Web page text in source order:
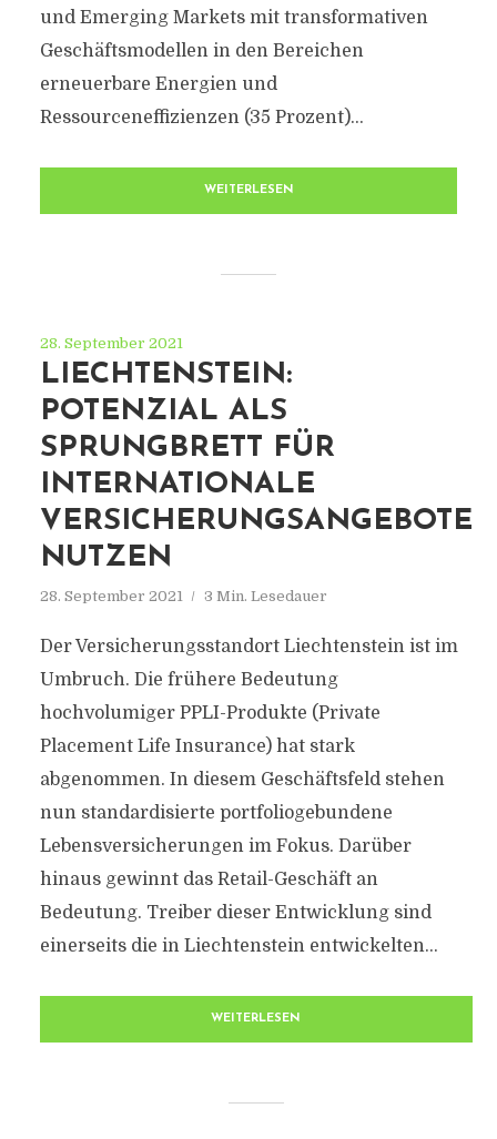
und Emerging Markets mit transformativen
Geschäftsmodellen in den Bereichen
erneuerbare Energien und
Ressourceneffizienzen (35 Prozent)...
WEITERLESEN
28. September 2021
LIECHTENSTEIN:
POTENZIAL ALS
SPRUNGBRETT FÜR
INTERNATIONALE
VERSICHERUNGSANGEBOTE
NUTZEN
28. September 2021 3 Min. Lesedauer
Der Versicherungsstandort Liechtenstein ist im
Umbruch. Die frühere Bedeutung
hochvolumiger PPLI-Produkte (Private
Placement Life Insurance) hat stark
abgenommen. In diesem Geschäftsfeld stehen
nun standardisierte portfoliogebundene
Lebensversicherungen im Fokus. Darüber
hinaus gewinnt das Retail-Geschäft an
Bedeutung. Treiber dieser Entwicklung sind
einerseits die in Liechtenstein entwickelten...
WEITERLESEN